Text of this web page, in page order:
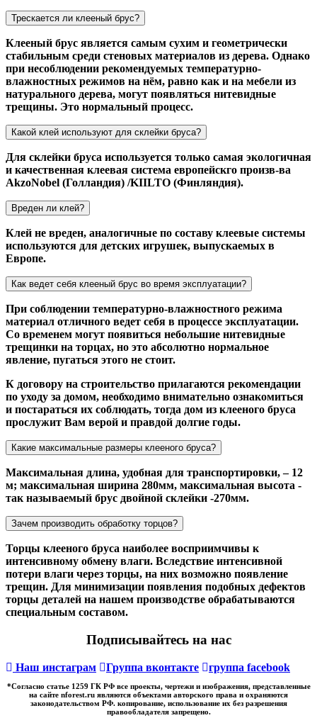
Трескается ли клееный брус?
Клееный брус является самым сухим и геометрически
стабильным среди стеновых материалов из дерева. Однако
при несоблюдении рекомендуемых температурно-
влажностных режимов на нём, равно как и на мебели из
натурального дерева, могут появляться нитевидные
трещины. Это нормальный процесс.
Какой клей используют для склейки бруса?
Для склейки бруса используется только самая экологичная
и качественная клеевая система европейскго произв-ва
AkzoNobel (Голландия) /KIILTO (Финляндия).
Вреден ли клей?
Клей не вреден, аналогичные по составу клеевые системы
используются для детских игрушек, выпускаемых в
Европе.
Как ведет себя клееный брус во время эксплуатации?
При соблюдении температурно-влажностного режима
материал отличного ведет себя в процессе эксплуатации.
Со временем могут появиться небольшие нитевидные
трещинки на торцах, но это абсолютно нормальное
явление, пугаться этого не стоит.
К договору на строительство прилагаются рекомендации
по уходу за домом, необходимо внимательно ознакомиться
и постараться их соблюдать, тогда дом из клееного бруса
прослужит Вам верой и правдой долгие годы.
Какие максимальные размеры клееного бруса?
Максимальная длина, удобная для транспортировки, – 12
м; максимальная ширина 280мм, максимальная высота -
так называемый брус двойной склейки -270мм.
Зачем производить обработку торцов?
Торцы клееного бруса наиболее восприимчивы к
интенсивному обмену влаги. Вследствие интенсивной
потери влаги через торцы, на них возможно появление
трещин. Для минимизации появления подобных дефектов
торцы деталей на нашем производстве обрабатываются
специальным составом.
Подписывайтесь на нас
Наш инстаграм Группа вконтакте группа facebook
*Cогласно статье 1259 ГК РФ все проекты, чертежи и изображения, представленные
на сайте nforest.ru являются объектами авторского права и охраняются
законодательством РФ. копирование, использование их без разрешения
правообладателя запрещено.